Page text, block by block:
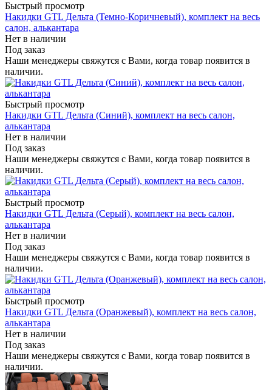
Быстрый просмотр
Накидки GTL Дельта (Темно-Коричневый), комплект на весь
салон, алькантара
Нет в наличии
Под заказ
Наши менеджеры свяжутся с Вами, когда товар появится в
наличии.
Быстрый просмотр
Накидки GTL Дельта (Синий), комплект на весь салон,
алькантара
Нет в наличии
Под заказ
Наши менеджеры свяжутся с Вами, когда товар появится в
наличии.
Быстрый просмотр
Накидки GTL Дельта (Серый), комплект на весь салон,
алькантара
Нет в наличии
Под заказ
Наши менеджеры свяжутся с Вами, когда товар появится в
наличии.
Быстрый просмотр
Накидки GTL Дельта (Оранжевый), комплект на весь салон,
алькантара
Нет в наличии
Под заказ
Наши менеджеры свяжутся с Вами, когда товар появится в
наличии.